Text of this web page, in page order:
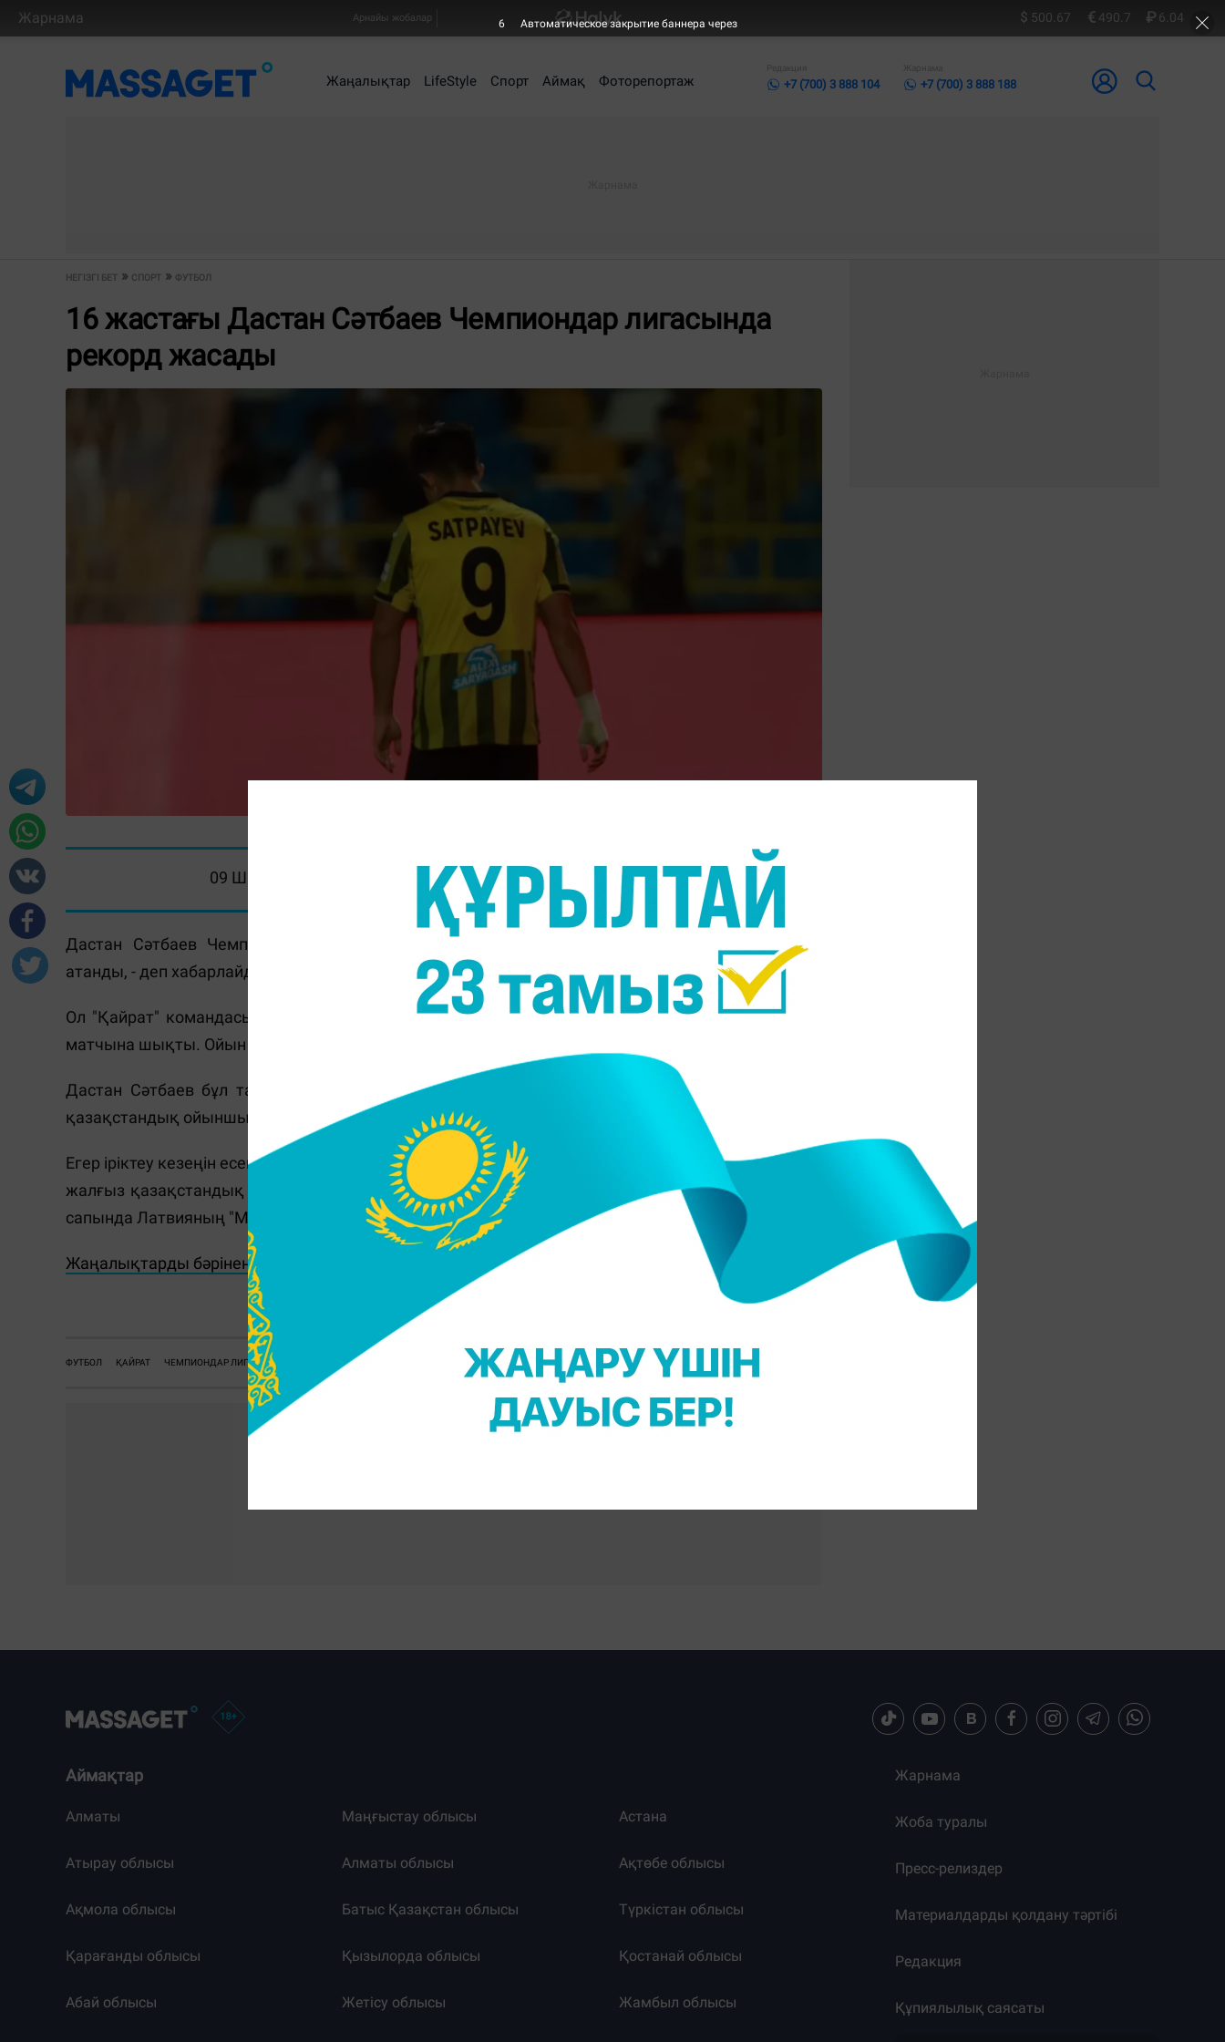
Жарнама Арнайы жобалар 500.67 490.7 6.04
Жаңалықтар LifeStyle Спорт Аймақ Фоторепортаж
Редакция
+7 (700) 3 888 104
Жарнама
+7 (700) 3 888 188
НЕГІЗГІ БЕТ СПОРТ ФУТБОЛ
16 жастағы Дастан Сәтбаев Чемпиондар лигасында
рекорд жасады
09 Шілде 2025, 10:45
Дастан Сәтбаев Чемпиондар лигасында дебют жасаған ең жас қазақстандық футболшы
атанды, - деп хабарлайды
тілшісі.
Ол "Қайрат" командасының негізгі құрамында Словенияның "Олимпия" клубына қарсы іріктеу
матчына шықты. Ойын Любляна қаласында өтті.
Дастан Сәтбаев бұл тарихи қадамды 16 жас 10 ай 26 күн кезінде жасады. Бұл көрсеткіш -
қазақстандық ойыншылар арасында абсолют рекорд.
Егер іріктеу кезеңін есепке алсақ, бұған дейін Чемпиондар лигасында жасөспірім ретінде ойнаған
жалғыз қазақстандық футболшы Юрий Логвиненко болған. 2006 жылы 19 шілдеде ол "Ақтөбе"
сапында Латвияның "Металлург" командасына қарсы (1:1) өткен матчта ойнады.
Жаңалықтарды бәрінен бұрын біліп отырғыңыз келсе, Telegram-арнамызға жазылыңыз!
Ж. Қадыржанова
ФУТБОЛ ҚАЙРАТ ЧЕМПИОНДАР ЛИГАСЫ
Аймақтар
Алматы Маңғыстау облысы Астана
Атырау облысы Алматы облысы Ақтөбе облысы
Ақмола облысы Батыс Қазақстан облысы Түркістан облысы
Қарағанды облысы Қызылорда облысы Қостанай облысы
Абай облысы Жетісу облысы Жамбыл облысы
Жарнама
Жоба туралы
Пресс-релиздер
Материалдарды қолдану тәртібі
Редакция
Құпиялылық саясаты
6 Автоматическое закрытие баннера через